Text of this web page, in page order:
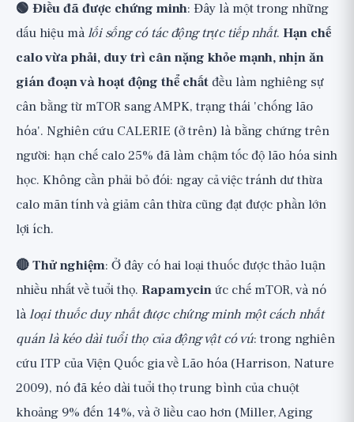
🟢 Điều đã được chứng minh: Đây là một trong những
dấu hiệu màlối sống có tác động trực tiếp nhất. Hạn chế
calo vừa phải, duy trì cân nặng khỏe mạnh, nhịn ăn
gián đoạn và hoạt động thể chấtđều làm nghiêng sự
cân bằng từ mTOR sang AMPK, trạng thái 'chống lão
hóa'. Nghiên cứu CALERIE (ở trên) là bằng chứng trên
người: hạn chế calo 25% đã làm chậm tốc độ lão hóa sinh
học. Không cần phải bỏ đói: ngay cả việc tránh dư thừa
calo mãn tính và giảm cân thừa cũng đạt được phần lớn
lợi ích.
🔴 Thử nghiệm: Ở đây có hai loại thuốc được thảo luận
nhiều nhất về tuổi thọ. Rapamycinức chế mTOR, và nó
làloại thuốc duy nhất được chứng minh một cách nhất
quán là kéo dài tuổi thọ của động vật có vú: trong nghiên
cứu ITP của Viện Quốc gia về Lão hóa (Harrison, Nature
2009), nó đã kéo dài tuổi thọ trung bình của chuột
khoảng 9% đến 14%, và ở liều cao hơn (Miller, Aging